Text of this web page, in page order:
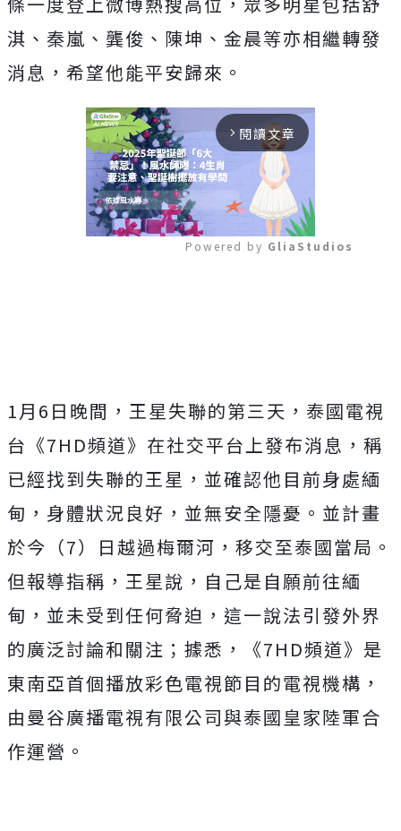
淇、秦嵐、龔俊、陳坤、金晨等亦相繼轉發
消息，希望他能平安歸來。
arrow_forward_ios 閱讀文章
Powered by GliaStudios
1月6日晚間，王星失聯的第三天，泰國電視
台《7HD頻道》在社交平台上發布消息，稱
已經找到失聯的王星，並確認他目前身處緬
甸，身體狀況良好，並無安全隱憂。並計畫
於今（7）日越過梅爾河，移交至泰國當局。
但報導指稱，王星說，自己是自願前往緬
甸，並未受到任何脅迫，這一說法引發外界
的廣泛討論和關注； 據悉，《7HD頻道》是
東南亞首個播放彩色電視節目的電視機構，
由曼谷廣播電視有限公司與泰國皇家陸軍合
作運營。